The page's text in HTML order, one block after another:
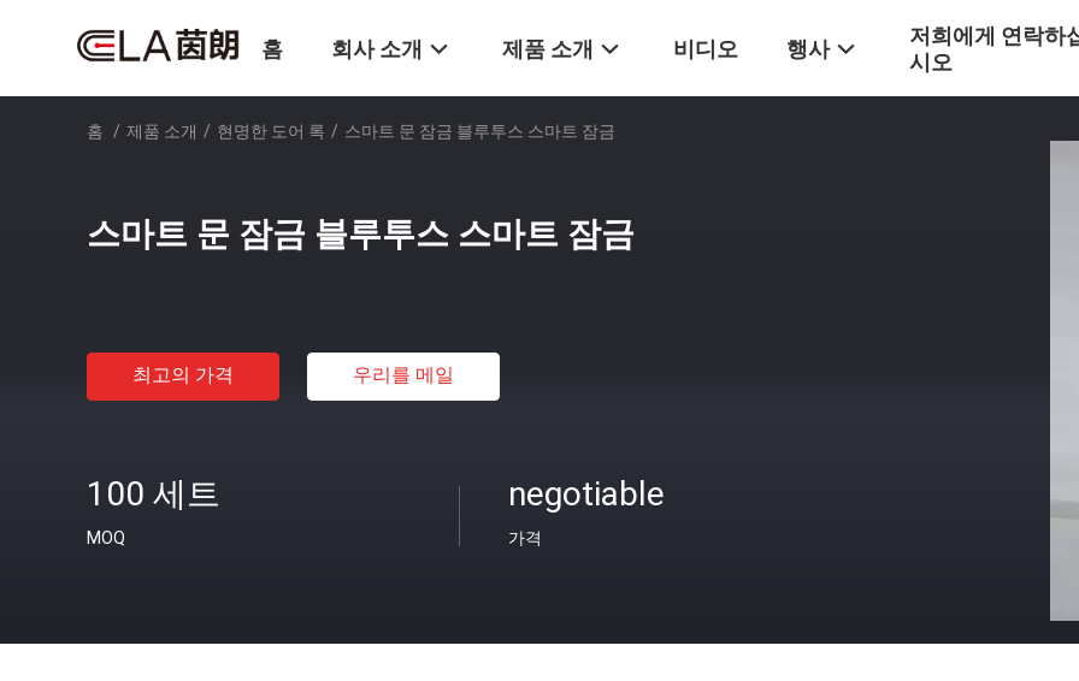
홈 회사 소개 제품 소개 비디오 행사
저희에게 연락하
시오
홈 / 제품 소개 / 현명한 도어 록 / 스마트 문 잠금 블루투스 스마트 잠금
스마트 문 잠금 블루투스 스마트 잠금
최고의 가격 우리를 메일
100 세트
MOQ
negotiable
가격